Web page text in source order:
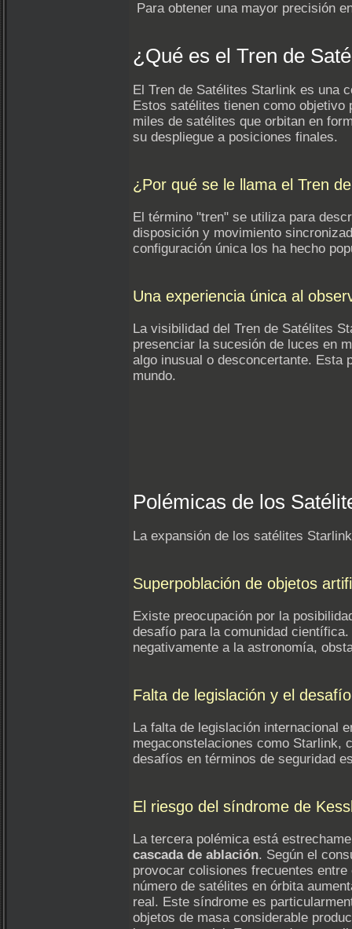
Para obtener una mayor precisión
¿Qué es el Tren de
El Tren de Satélites Starlink es una
Estos satélites tienen como
miles de satélites que orbitan en
su despliegue a posiciones finales.
¿Por qué se le llama el Tren
El término "tren" se utiliza para
disposición y movimiento
configuración única los ha hecho
Una experiencia única al
La visibilidad del Tren de Satélites
presenciar la sucesión de luces en
algo inusual o desconcertante. Esta
mundo.
Polémicas de los
La expansión de los satélites
Superpoblación de objetos
Existe preocupación por la
desafío para la comunidad
negativamente a la astronomía,
Falta de legislación y el
La falta de legislación internacional
megaconstelaciones como Starlink,
desafíos en términos de seguridad
El riesgo del síndrome de
La tercera polémica está
cascada de ablación. Según el
provocar colisiones frecuentes
número de satélites en órbita
real. Este síndrome es
objetos de masa considerable